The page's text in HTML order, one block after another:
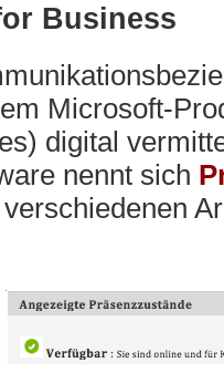
Business
Microsoft-
digital
nennt sich